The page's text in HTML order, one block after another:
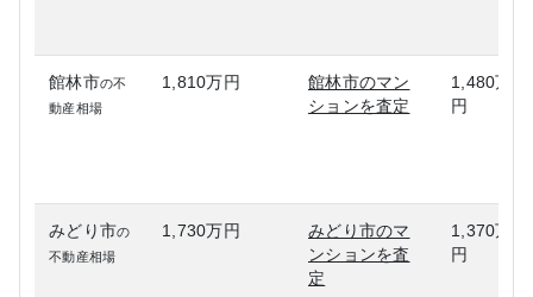
館林市の不
動産相場
1,810万円
館林市のマン
ションを査定
1,480万
円
みどり市の
不動産相場
1,730万円
みどり市のマ
ンションを査
定
1,370万
円